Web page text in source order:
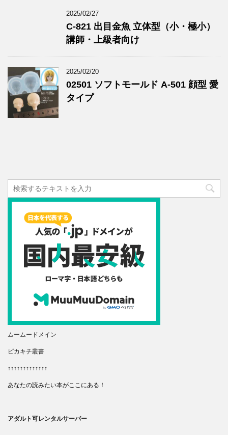
2025/02/27
C-821 出目金魚 立体型（小・極小）
講師・上級者向け
2025/02/20
02501 ソフトモールド A-501 顔型 愛
タイプ
ムームードメイン
ピカキチ叢書
↑↑↑↑↑↑↑↑↑↑↑↑↑
あなたの読みたい本がここにある！
アダルト可レンタルサーバー